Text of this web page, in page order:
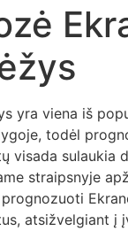
yra viena iš
todėl
visada sulaukia
straipsnyje
atsižvelgiant į